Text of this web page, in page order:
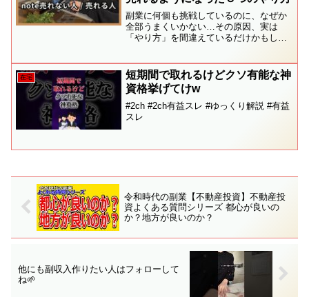
副業に何個も挑戦しているのに、なぜか
全部うまくいかない…その原因、実は
「やり方」を間違えているだけかもしれ
由・結果を出す人がやっているシンプル
な方法・note副業で結果...
在宅
短期間で取れるけどクソ有能な神
資格挙げてけw
#2ch #2ch有益スレ #ゆっくり解説 #有益
スレ
令和時代の副業【不動産投資】不動産投
資よくある質問シリーズ 都心が良いの
か？地方が良いのか？
他にも副収入作りたい人はフォローして
ね🌱